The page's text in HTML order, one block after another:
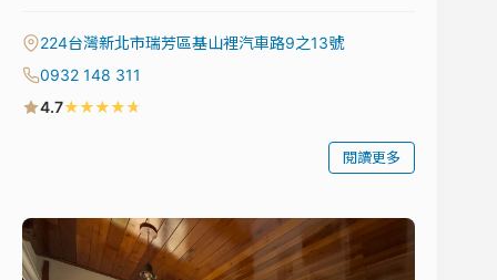
224台灣新北市瑞芳區基山裡汽車路9之13號
0932 148 311
4.7★★★★★
閱讀更多